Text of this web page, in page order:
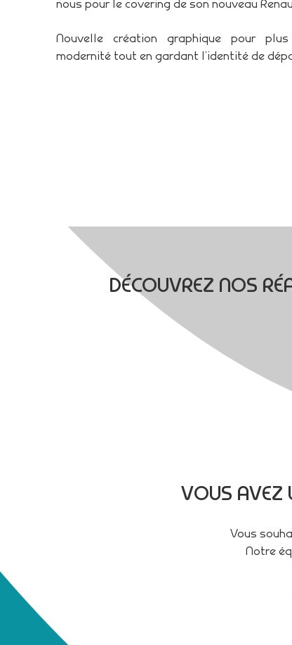
nous pour le covering de son nouveau
Nouvelle création graphique pour
modernité tout en gardant l’identité de
DÉCOUVREZ NOS
VOUS AVEZ
Vous
Notre